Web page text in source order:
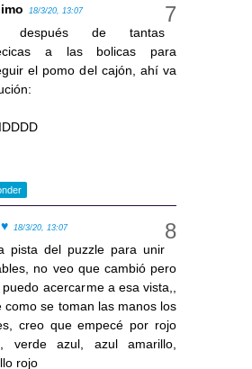
18/3/20, 13:07
después de tantas
a las bolicas para
el pomo del cajón, ahí va
18/3/20, 13:07
pista del puzzle para unir
no veo que cambió pero
acercarme a esa vista,,
como se toman las manos los
creo que empecé por rojo
verde azul, azul amarillo,
rojo